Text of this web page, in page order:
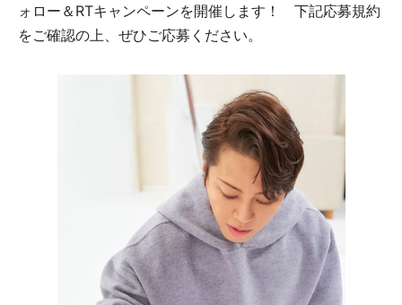
ォロー＆RTキャンペーンを開催します！ 下記応募規約
をご確認の上、ぜひご応募ください。